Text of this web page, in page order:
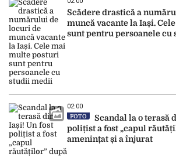
Scădere drastică a
muncă vacante la Iași.
sunt pentru persoanele cu
02:00
FOTO
Scandal la o terasă
polițist a fost „capul
amenințat și a înjurat